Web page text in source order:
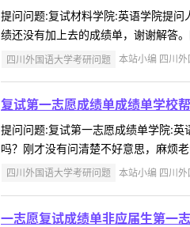
提问问题:复试材料学院:英语学院提
绩还没有加上去的成绩单，谢谢解答
四川外国语大学考研问题 本站小编 四川
复试第一志愿成绩单成绩单学校
提问问题:复试第一志愿成绩单学院:
吗？刚才没有问清楚不好意思，麻烦
四川外国语大学考研问题 本站小编 四川
一志愿复试成绩单非应届生第一